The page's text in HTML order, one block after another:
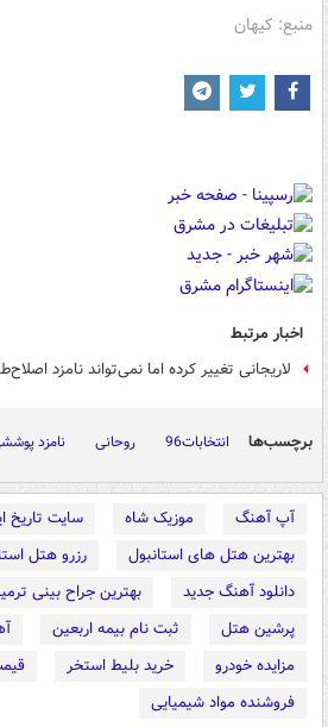
منبع: کیهان
اخبار مرتبط
لاریجانی تغییر کرده اما نمی‌تواند نامزد
برچسب‌ها انتخابات96 روحانی نامزد
آپ آهنگ موزیک شاه
سایت تاریخ
بهترین هتل های استانبول
رزرو هتل
دانلود آهنگ جدید
بهترین جراح بینی
پرشین هتل
ثبت نام بیمه اربعین
مزایده خودرو
خرید بلیط استخر
فروشنده مواد شیمیایی